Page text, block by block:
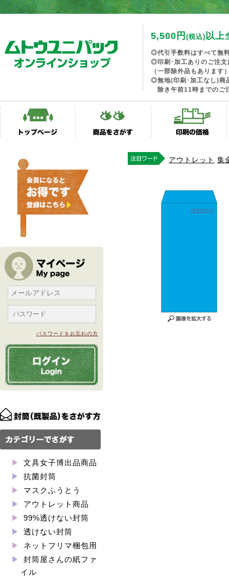
5,500円 (税込)以上
◎代引手数料はすべて無
◎印刷･加工ありのご注文
（一部除外品もあります
◎無地(印刷･加工なし)商
除き午前11時までのご
パスワードをお忘れの方
文具女子博出品商品
抗菌封筒
マスクふうとう
アウトレット商品
99%透けない封筒
透けない封筒
ネットフリマ梱包用
封筒屋さんの紙ファ
イル
アウトレット 集